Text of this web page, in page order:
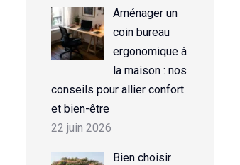
Aménager un
coin bureau
ergonomique à
la maison : nos
conseils pour allier confort
et bien-être
22 juin 2026
Bien choisir